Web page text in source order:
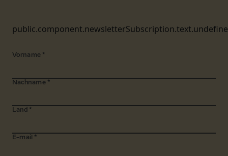
Vorname *
Nachname *
Land *
E-mail *